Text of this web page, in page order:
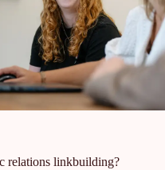
relations linkbuilding?